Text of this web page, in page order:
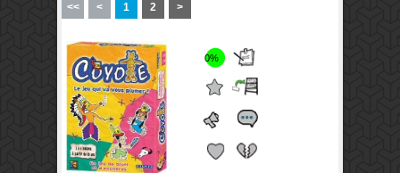
<< < 1 2 >
0%